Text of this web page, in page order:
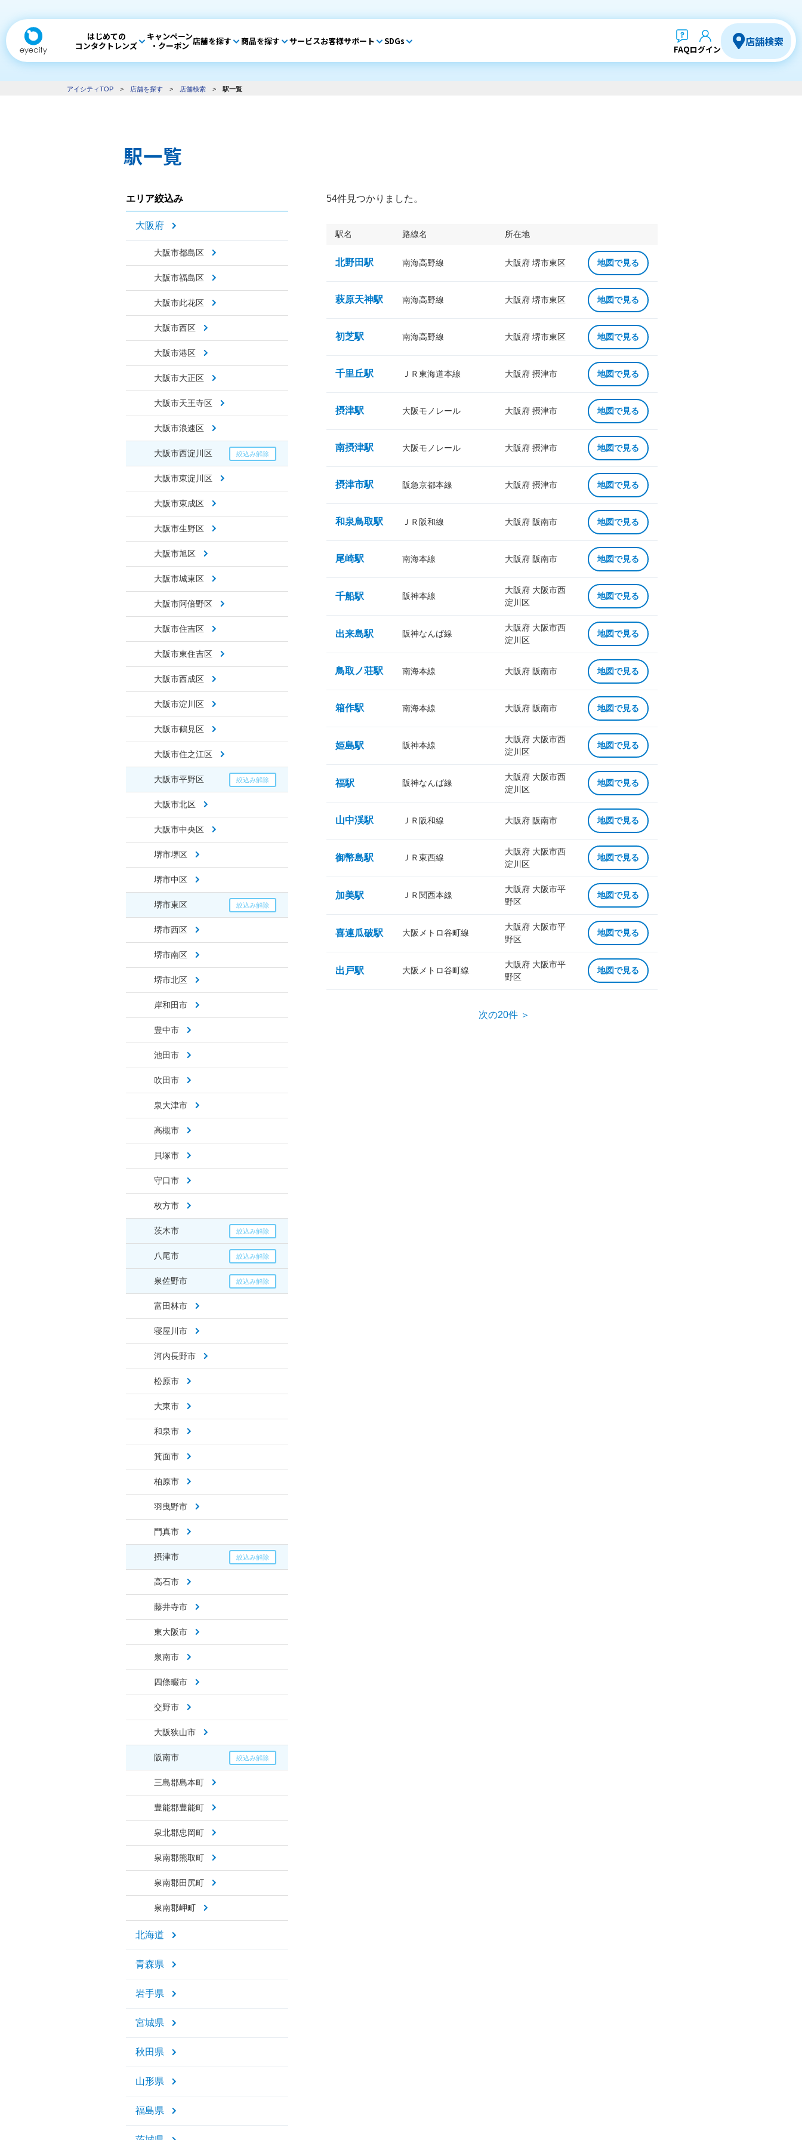
はじめての
コンタクトレンズ
キャンペーン
・クーポン 店舗を探す 商品を探す サービスお客様サポート SDGs
FAQログイン
店舗検索
アイシティTOP > 店舗を探す > 店舗検索 > 駅一覧
駅一覧
エリア絞込み
大阪府
大阪市都島区
大阪市福島区
大阪市此花区
大阪市西区
大阪市港区
大阪市大正区
大阪市天王寺区
大阪市浪速区
大阪市西淀川区
大阪市東淀川区
大阪市東成区
大阪市生野区
大阪市旭区
大阪市城東区
大阪市阿倍野区
大阪市住吉区
大阪市東住吉区
大阪市西成区
大阪市淀川区
大阪市鶴見区
大阪市住之江区
大阪市平野区
大阪市北区
大阪市中央区
堺市堺区
堺市中区
堺市東区
堺市西区
堺市南区
堺市北区
岸和田市
豊中市
池田市
吹田市
泉大津市
高槻市
貝塚市
守口市
枚方市
茨木市
八尾市
泉佐野市
富田林市
寝屋川市
河内長野市
松原市
大東市
和泉市
箕面市
柏原市
羽曳野市
門真市
摂津市
高石市
藤井寺市
東大阪市
泉南市
四條畷市
交野市
大阪狭山市
阪南市
三島郡島本町
豊能郡豊能町
泉北郡忠岡町
泉南郡熊取町
泉南郡田尻町
泉南郡岬町
北海道
青森県
岩手県
宮城県
秋田県
山形県
福島県
54件見つかりました。
駅名 路線名 所在地
北野田駅 南海高野線 大阪府 堺市東区 地図で見る
萩原天神駅 南海高野線 大阪府 堺市東区 地図で見る
初芝駅 南海高野線 大阪府 堺市東区 地図で見る
千里丘駅 ＪＲ東海道本線 大阪府 摂津市 地図で見る
摂津駅 大阪モノレール 大阪府 摂津市 地図で見る
南摂津駅 大阪モノレール 大阪府 摂津市 地図で見る
摂津市駅 阪急京都本線 大阪府 摂津市 地図で見る
和泉鳥取駅 ＪＲ阪和線 大阪府 阪南市 地図で見る
尾崎駅 南海本線 大阪府 阪南市 地図で見る
千船駅 阪神本線
大阪府 大阪市西
淀川区
地図で見る
出来島駅 阪神なんば線
大阪府 大阪市西
淀川区
地図で見る
鳥取ノ荘駅 南海本線 大阪府 阪南市 地図で見る
箱作駅 南海本線 大阪府 阪南市 地図で見る
姫島駅 阪神本線
大阪府 大阪市西
淀川区
地図で見る
福駅 阪神なんば線
大阪府 大阪市西
淀川区
地図で見る
山中渓駅 ＪＲ阪和線 大阪府 阪南市 地図で見る
御幣島駅 ＪＲ東西線
大阪府 大阪市西
淀川区
地図で見る
加美駅 ＪＲ関西本線
大阪府 大阪市平
野区
地図で見る
喜連瓜破駅 大阪メトロ谷町線
大阪府 大阪市平
野区
地図で見る
出戸駅 大阪メトロ谷町線
大阪府 大阪市平
野区
地図で見る
次の20件 ＞